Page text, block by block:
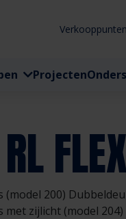
Verkooppunten
Projecten
FLEX
(model 200)
met zijlicht (model 204)